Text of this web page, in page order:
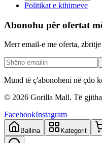
Politikat e kthimeve
Abonohu për ofertat
Merr email-e me oferta,
Mund të ç'abonoheni në çdo
© 2026 Gorilla Mall. Të gjitha
FacebookInstagram
Ballina Kategorit